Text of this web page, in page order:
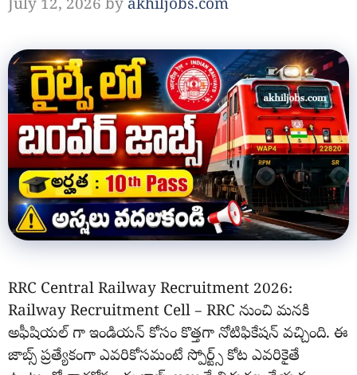
July 12, 2026 by akhiljobs.com
RRC Central Railway Recruitment 2026:
Railway Recruitment Cell – RRC నుంచి మనకి
అఫీషియల్ గా ఇండియన్ కోసం కొత్తగా నోటిఫికేషన్ వచ్చింది. ఈ
జాబ్స్ ప్రత్యేకంగా ఎవరికోసమంటే స్పోర్ట్స్ కోట ఎవరికైతే